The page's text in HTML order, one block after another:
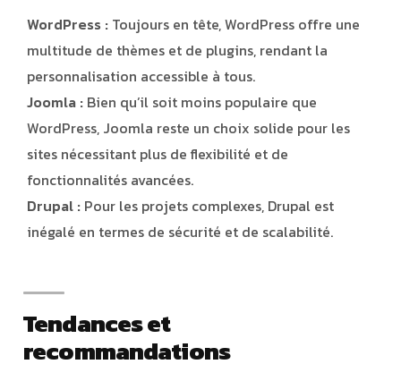
WordPress : Toujours en tête, WordPress offre une
multitude de thèmes et de plugins, rendant la
personnalisation accessible à tous.
Joomla : Bien qu’il soit moins populaire que
WordPress, Joomla reste un choix solide pour les
sites nécessitant plus de flexibilité et de
fonctionnalités avancées.
Drupal : Pour les projets complexes, Drupal est
inégalé en termes de sécurité et de scalabilité.
Tendances et
recommandations